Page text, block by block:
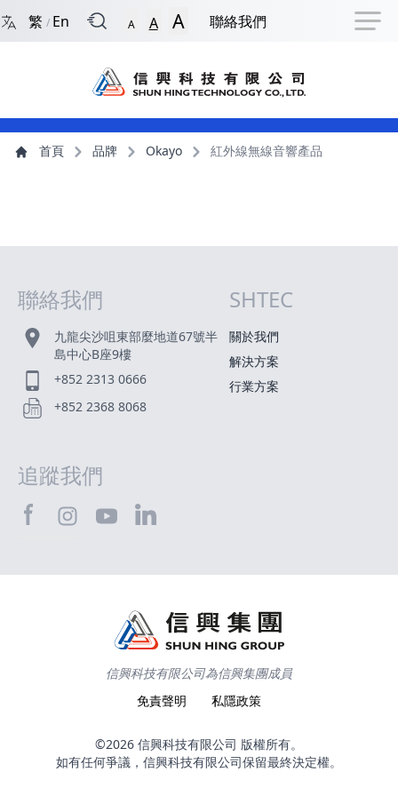
跳到捷徑選項 跳到主導航選單 跳到頁尾
繁 / En A A A 聯絡我們
主導航選單
主內容 首頁 品牌 Okayo 紅外線無線音響產品
聯絡我們
九龍尖沙咀東部麼地道67號半
島中心B座9樓
+852 2313 0666
+852 2368 8068
網站指南
SHTEC
關於我們
解決方案
行業方案
追蹤我們
信興科技有限公司為信興集團成員
免責聲明
私隱政策
©2026 信興科技有限公司 版權所有。
如有任何爭議，信興科技有限公司保留最終決定權。